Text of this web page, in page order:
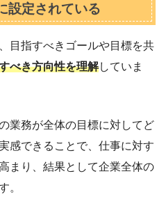
設定されている
目指すべきゴールや目標を共
べき方向性を理解していま
業務が全体の目標に対してど
感できることで、仕事に対す
まり、結果として企業全体の
。